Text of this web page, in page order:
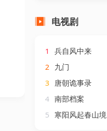
电视剧
1
兵自风中来
2 九门
3 唐朝诡事录
4 南部档案
5 寒阳风起春山境